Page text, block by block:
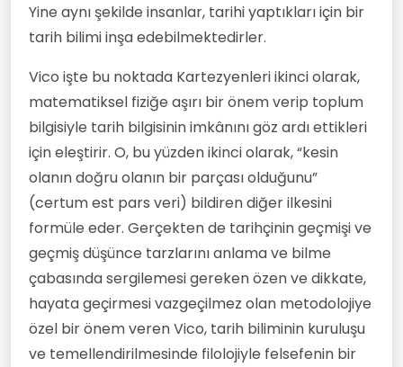
Yine aynı şekilde insanlar, tarihi yaptıkları için bir
tarih bilimi inşa edebilmektedirler.
Vico işte bu noktada Kartezyenleri ikinci olarak,
matematiksel fiziğe aşırı bir önem verip toplum
bilgisiyle tarih bilgisinin imkânını göz ardı ettikleri
için eleştirir. O, bu yüzden ikinci olarak, “kesin
olanın doğru olanın bir parçası olduğunu”
(certum est pars veri) bildiren diğer ilkesini
formüle eder. Gerçekten de tarihçinin geçmişi ve
geçmiş düşünce tarzlarını anlama ve bilme
çabasında sergilemesi gereken özen ve dikkate,
hayata geçirmesi vazgeçilmez olan metodolojiye
özel bir önem veren Vico, tarih biliminin kuruluşu
ve temellendirilmesinde filolojiyle felsefenin bir